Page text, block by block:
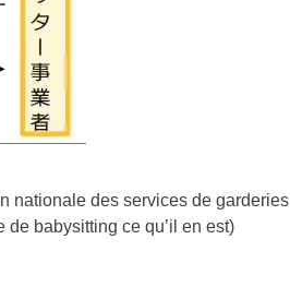
nationale des services de garderies
babysitting ce qu’il en est)